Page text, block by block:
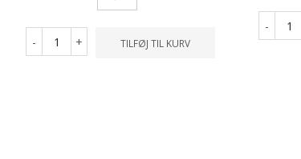
- + TILFØJ TIL KURV
-